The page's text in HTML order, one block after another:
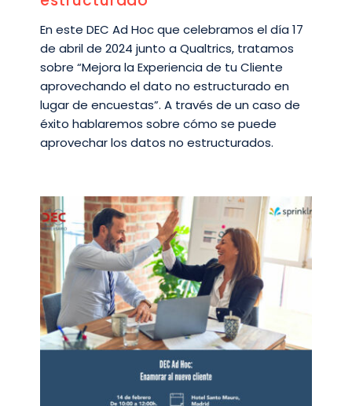
En este DEC Ad Hoc que celebramos el día 17
de abril de 2024 junto a Qualtrics, tratamos
sobre “Mejora la Experiencia de tu Cliente
aprovechando el dato no estructurado en
lugar de encuestas”. A través de un caso de
éxito hablaremos sobre cómo se puede
aprovechar los datos no estructurados.